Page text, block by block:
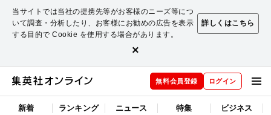
当サイトでは当社の提携先等がお客様のニーズ等につ
いて調査・分析したり、お客様にお勧めの広告を表示
する目的で Cookie を使用する場合があります。
詳しくはこちら
×
無料会員登録 ログイン
新着 ランキング ニュース 特集 ビジネス